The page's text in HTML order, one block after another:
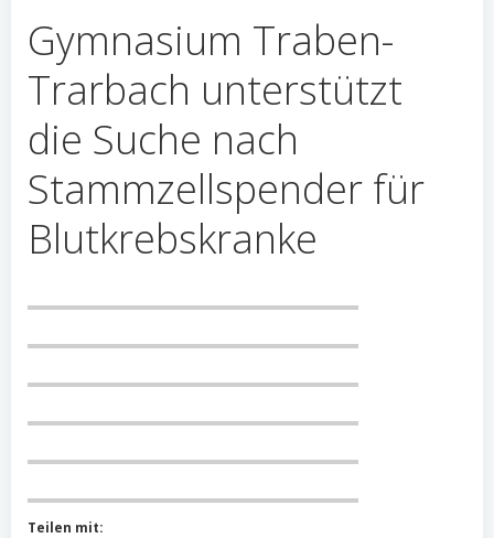
Gymnasium Traben-
Trarbach unterstützt
die Suche nach
Stammzellspender für
Blutkrebskranke
Teilen mit: